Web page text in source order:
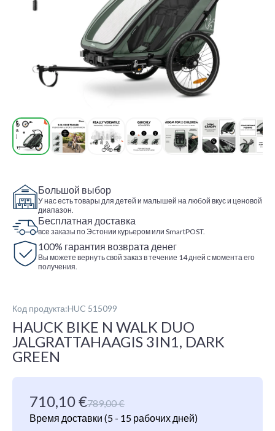
Большой выбор
У нас есть товары для детей и малышей на любой вкус и ценовой
диапазон.
Бесплатная доставка
все заказы по Эстонии курьером или SmartPOST.
100% гарантия возврата денег
Вы можете вернуть свой заказ в течение 14 дней с момента его
получения.
Код продукта:HUC 515099
HAUCK BIKE N WALK DUO
JALGRATTAHAAGIS 3IN1, DARK
GREEN
789,00€
Первоначальная
цена
составляла
710,10€
Текущая
цена:
710,10 €.
Время доставки (5 - 15 рабочих дней)